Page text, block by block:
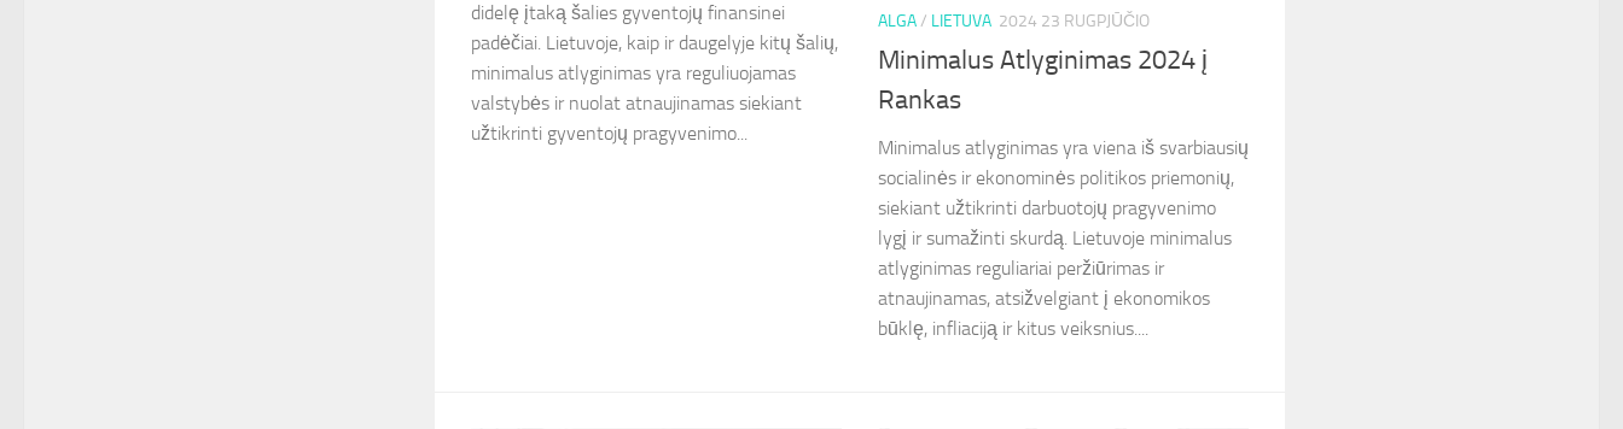
didelę įtaką šalies gyventojų finansinei
padėčiai. Lietuvoje, kaip ir daugelyje kitų šalių,
minimalus atlyginimas yra reguliuojamas
valstybės ir nuolat atnaujinamas siekiant
užtikrinti gyventojų pragyvenimo...
ALGA/ LIETUVA 2024 23 RUGPJŪČIO
Minimalus Atlyginimas 2024 į
Rankas
Minimalus atlyginimas yra viena iš svarbiausių
socialinės ir ekonominės politikos priemonių,
siekiant užtikrinti darbuotojų pragyvenimo
lygį ir sumažinti skurdą. Lietuvoje minimalus
atlyginimas reguliariai peržiūrimas ir
atnaujinamas, atsižvelgiant į ekonomikos
būklę, infliaciją ir kitus veiksnius....